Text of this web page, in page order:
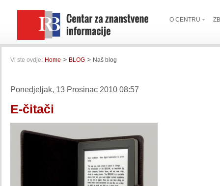
O CENTRU
Vi ste ovdje: Home > BLOG > Naš blog
Ponedjeljak, 13 Prosinac 2010 08:57
E-čitači